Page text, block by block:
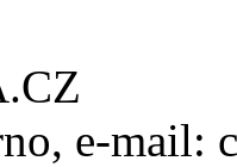
e-mail: